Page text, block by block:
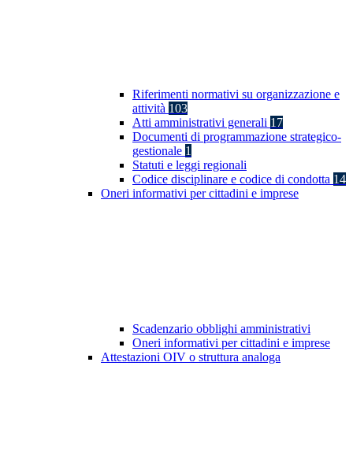
Riferimenti normativi su organizzazione e
attività 103
Atti amministrativi generali 17
Documenti di programmazione strategico-
gestionale 1
Statuti e leggi regionali
Codice disciplinare e codice di condotta 14
Oneri informativi per cittadini e imprese
Scadenzario obblighi amministrativi
Oneri informativi per cittadini e imprese
Attestazioni OIV o struttura analoga